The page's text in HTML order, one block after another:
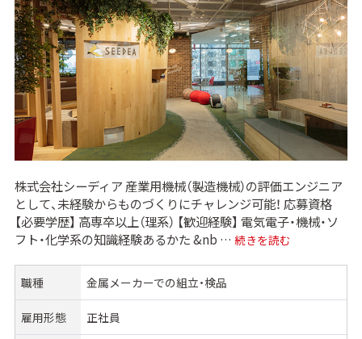
株式会社シーディア 産業用機械（製造機械）の評価エンジニア
として、未経験からものづくりにチャレンジ可能！ 応募資格
【必要学歴】 高専卒以上（理系） 【歓迎経験】 電気電子・機械・ソ
フト・化学系の知識経験あるかた &nb … “【急募・未経験歓迎】
続きを読む
職種 金属メーカーでの組立・検品
雇用形態 正社員